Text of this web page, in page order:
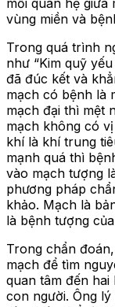
vùng miền và
Trong quá trình
như “Kim quỹ
đã đúc kết và
mạch có bệnh là
mạch đại thì mệt
mạch không có vị
khí là khí trung
mạnh quá thì
vào mạch tượng
phương pháp
khảo. Mạch là
là bệnh tượng
Trong chẩn
mạch để tìm
quan tâm đến hai
con người. Ông lý